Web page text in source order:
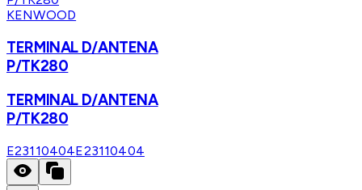
KENWOOD
TERMINAL D/ANTENA
P/TK280
TERMINAL D/ANTENA
P/TK280
E23110404E23110404